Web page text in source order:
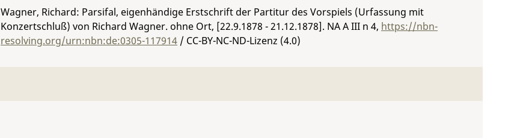
Wagner, Richard: Parsifal, eigenhändige Erstschrift der Partitur des Vorspiels (Urfassung mit
Konzertschluß) von Richard Wagner. ohne Ort, [22.9.1878 - 21.12.1878]. NA A III n 4, https://nbn-
resolving.org/urn:nbn:de:0305-117914 / CC-BY-NC-ND-Lizenz (4.0)